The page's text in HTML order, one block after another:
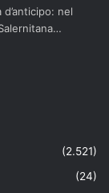
nel
(2.521)
(24)